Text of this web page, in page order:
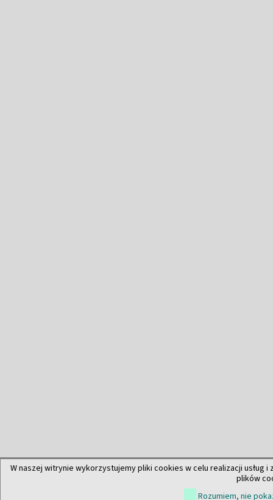
W naszej witrynie wykorzystujemy pliki cookies w celu realizacji usług i
plików
Rozumiem, nie